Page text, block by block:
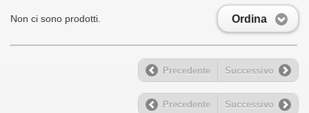
Ordina
Non ci sono prodotti.
Precedente Successivo
Precedente Successivo